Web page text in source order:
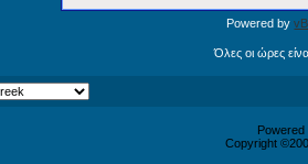
Powered by
Όλες οι ώρες
Copyright